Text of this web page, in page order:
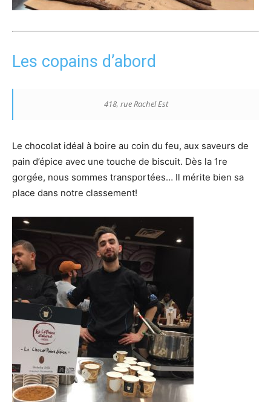
Les copains d’abord
418, rue Rachel Est
Le chocolat idéal à boire au coin du feu, aux saveurs de
pain d’épice avec une touche de biscuit. Dès la 1re
gorgée, nous sommes transportées… Il mérite bien sa
place dans notre classement!